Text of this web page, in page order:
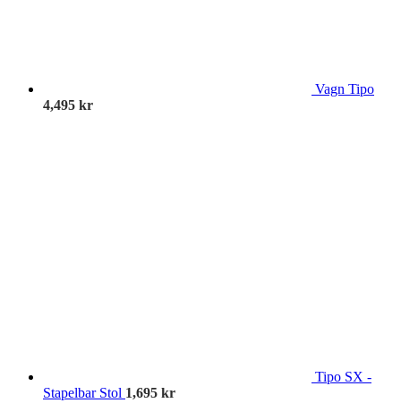
Vagn Tipo
4,495 kr
Tipo SX -
Stapelbar Stol 1,695 kr